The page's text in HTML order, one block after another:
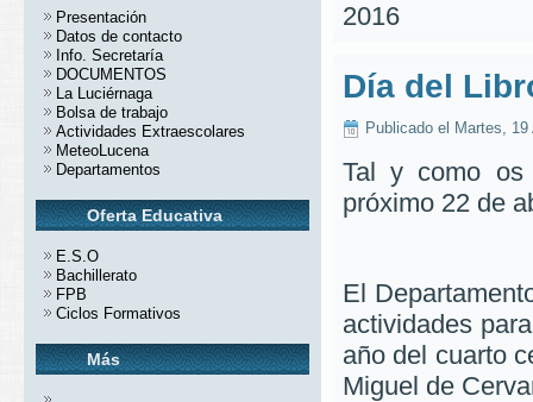
Presentación
Datos de contacto
Info. Secretaría
DOCUMENTOS
La Luciérnaga
Bolsa de trabajo
Actividades Extraescolares
MeteoLucena
Departamentos
Oferta Educativa
E.S.O
Bachillerato
FPB
Ciclos Formativos
Más
2016
Día del
Publicado el Martes,
Tal y como
próximo 22 de
El
actividades
año del cuarto
Miguel de